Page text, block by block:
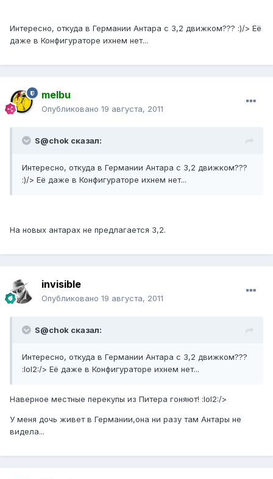
Интересно, откуда в Германии Антара с 3,2 движком??? :)/> Её
даже в Конфигураторе ихнем нет...
melbu
Опубликовано 19 августа, 2011
S@chok сказал:
Интересно, откуда в Германии Антара с 3,2 движком???
:)/> Её даже в Конфигураторе ихнем нет...
На новых антарах не предлагается 3,2.
invisible
Опубликовано 19 августа, 2011
S@chok сказал:
Интересно, откуда в Германии Антара с 3,2 движком???
:lol2:/> Её даже в Конфигураторе ихнем нет...
Наверное местные перекупы из Питера гоняют! :lol2:/>
У меня дочь живет в Германии,она ни разу там Антары не
видела...